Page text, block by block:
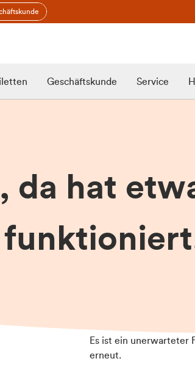
Geschäftskunde Service
da hat
Es ist ein unerwarteter
erneut.